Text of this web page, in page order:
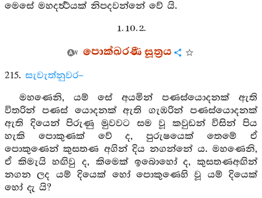
මෙසේ මහදර්‍ත්‍ථයක් නිපදවන්නේ වේ යි.
1. 10. 2.
පොක්ඛරණී සූත්‍රය
215. සැවැත්නුවර–
මහණෙනි, යම් සේ අයමින් පණස්යොදනක් ඇති
විතරින් පණස් යොදනක් ඇති ගැඹරින් පණස්යොදනක්
ඇති දියෙන් පිරුණු මුවවට සම වූ කවුඩන් විසින් පිය
හැකි පොකුණක් වේ ද, පුරුෂයෙක් තෙමේ ඒ
පොකුණෙන් කුසතණ අගින් දිය නගන්නේ ය. මහණෙනි,
ඒ කිමැයි හඟිවු ද, කිමෙක් ඉබොහෝ ද, කුසතණඅඟින්
නගන ලද යම් දියෙක් හෝ පොකුණෙහි වූ යම් දියෙක්
හෝ දැ යි?